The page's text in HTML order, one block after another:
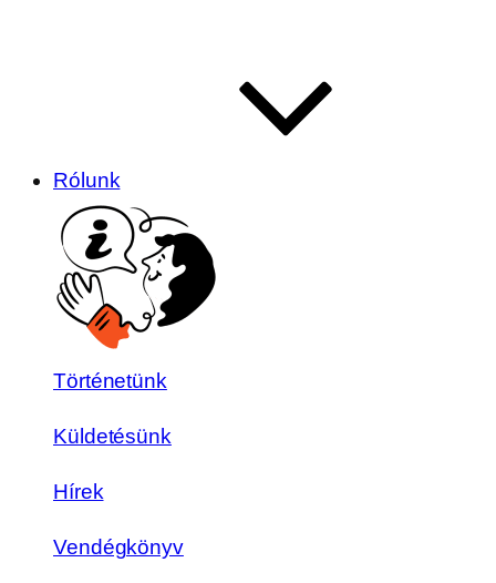
Rólunk
Történetünk
Küldetésünk
Hírek
Vendégkönyv